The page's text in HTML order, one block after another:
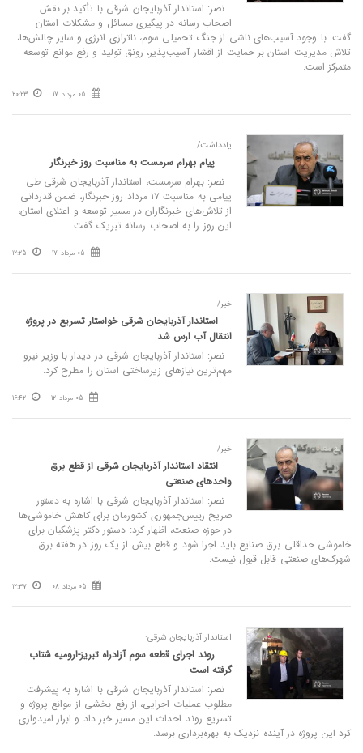
نصر: استاندار آذربایجان شرقی با تأکید بر نقش
اصحاب رسانه در پیگیری مسائل و مشکلات استان
گفت: با وجود آسیب‌های ناشی از جنگ تحمیلی سوم، ناترازی انرژی و سایر چالش‌ها،
تلاش مدیریت استان بر حمایت از اقشار آسیب‌پذیر، رونق تولید و رفع موانع توسعه
متمرکز است.
05 مرداد 17 20:23
یادداشت/
پیام بهرام سرمست به مناسبت روز خبرنگار
نصر: بهرام سرمست، استاندار آذربایجان شرقی طی
پیامی به مناسبت ۱۷ مرداد روز خبرنگار، ضمن قدردانی
از تلاش‌های خبرنگاران در مسیر توسعه و اعتلای استان،
این روز را به اصحاب رسانه تبریک گفت.
05 مرداد 17 12:25
خبر/
استاندار آذربایجان شرقی خواستار تسریع در پروژه
انتقال آب ارس شد
نصر: استاندار آذربایجان شرقی در دیدار با وزیر نیرو
مهم‌ترین نیازهای زیرساختی استان را مطرح کرد.
05 مرداد 12 16:42
خبر/
انتقاد استاندار آذربایجان شرقی از قطع برق
واحدهای صنعتی
نصر: استاندار آذربایجان شرقی با اشاره به دستور
صریح رییس‌جمهوری کشورمان برای کاهش خاموشی‌ها
در حوزه صنعت، اظهار کرد: دستور دکتر پزشکیان برای
خاموشی حداقلی برق صنایع باید اجرا شود و قطع بیش از یک روز در هفته برق
شهرک‌های صنعتی قابل قبول نیست.
05 مرداد 08 12:37
استاندار آذربایجان شرقی:
روند اجرای قطعه سوم آزادراه تبریز-ارومیه شتاب
گرفته است
نصر: استاندار آذربایجان شرقی با اشاره به پیشرفت
مطلوب عملیات اجرایی، از رفع بخشی از موانع پروژه و
تسریع روند احداث این مسیر خبر داد و ابراز امیدواری
کرد این پروژه در آینده نزدیک به بهره‌برداری برسد.